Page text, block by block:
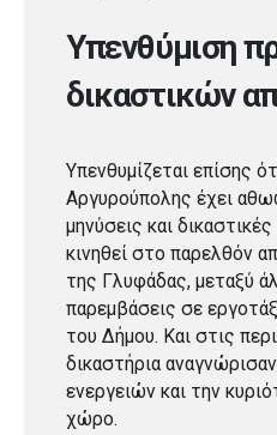
Υπενθύμιση
δικαστικών
Υπενθυμίζεται επίσης
Αργυρούπολης έχει
μηνύσεις και
κινηθεί στο παρελθόν
της Γλυφάδας, μεταξύ
παρεμβάσεις σε
του Δήμου. Και στις
δικαστήρια
ενεργειών και την
χώρο.